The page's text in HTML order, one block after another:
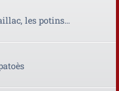
les potins...